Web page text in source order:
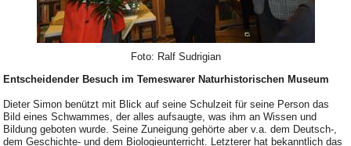
Foto: Ralf Sudrigian
Entscheidender Besuch im Temeswarer Naturhistorischen Museum
Dieter Simon benützt mit Blick auf seine Schulzeit für seine Person das
Bild eines Schwammes, der alles aufsaugte, was ihm an Wissen und
Bildung geboten wurde. Seine Zuneigung gehörte aber v.a. dem Deutsch-,
dem Geschichte- und dem Biologieunterricht. Letzterer hat bekanntlich das